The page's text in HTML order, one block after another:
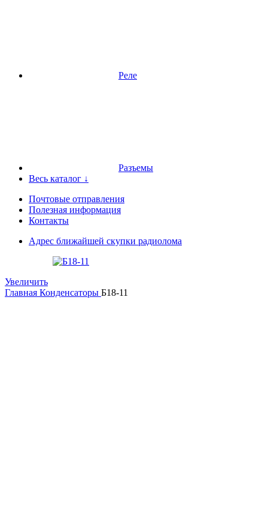
Реле
Разъемы
Весь каталог ↓
Почтовые отправления
Полезная информация
Контакты
Адрес ближайшей скупки радиолома
Увеличить
Главная Конденсаторы Б18-11